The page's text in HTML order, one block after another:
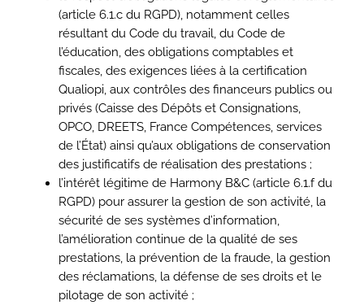
(article 6.1.c du RGPD), notamment celles
résultant du Code du travail, du Code de
l’éducation, des obligations comptables et
fiscales, des exigences liées à la certification
Qualiopi, aux contrôles des financeurs publics ou
privés (Caisse des Dépôts et Consignations,
OPCO, DREETS, France Compétences, services
de l’État) ainsi qu’aux obligations de conservation
des justificatifs de réalisation des prestations ;
l’intérêt légitime de Harmony B&C (article 6.1.f du
RGPD) pour assurer la gestion de son activité, la
sécurité de ses systèmes d’information,
l’amélioration continue de la qualité de ses
prestations, la prévention de la fraude, la gestion
des réclamations, la défense de ses droits et le
pilotage de son activité ;